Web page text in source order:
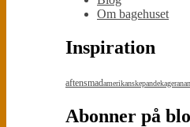
Om bagehuset
Inspiration
aftensmadamerikanskepandekager
Abonner på